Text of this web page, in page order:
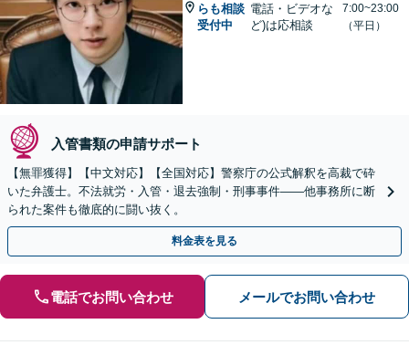
らも相談
受付中
電話・ビデオな
ど)は応相談
7:00~23:00
（平日）
入管書類の申請サポート
【無罪獲得】【中文対応】【全国対応】警察庁の公式解釈を高裁で砕
いた弁護士。不法就労・入管・退去強制・刑事事件——他事務所に断
られた案件も徹底的に闘い抜く。
料金表を見る
電話でお問い合わせ メールでお問い合わせ